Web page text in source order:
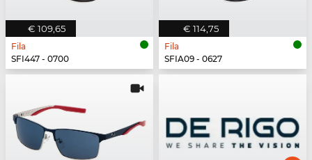
€ 109,65
Fila
SFI447 - 0700
€ 114,75
Fila
SFIA09 - 0627